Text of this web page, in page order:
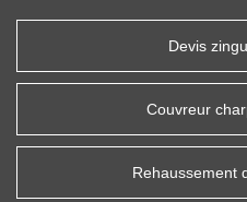
Devis
Couvreur
Rehaussement